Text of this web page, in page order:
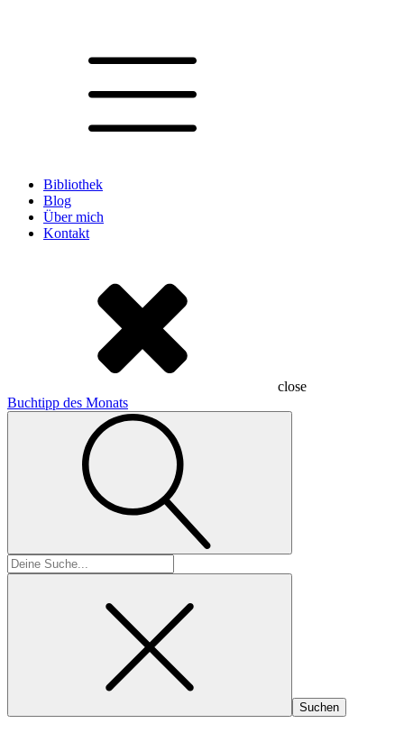
Bibliothek
Blog
Über mich
Kontakt
close
Buchtipp des Monats
Suchen
nach: